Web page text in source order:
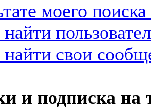
моего
свои
и подписка на